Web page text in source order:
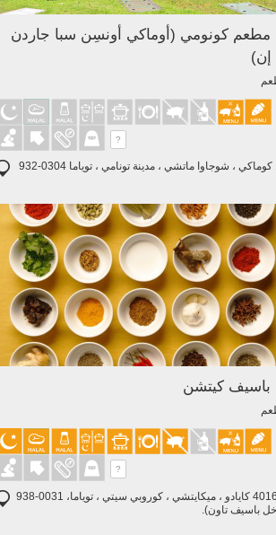
مطعم كونومي (أوماكي أونسِن سبا جاردن
إن)
?
?
4016-1 كايادو ، ميكايتشي ، كوروبي سيتي ، توياما، 0031-938
باسيف تاون).